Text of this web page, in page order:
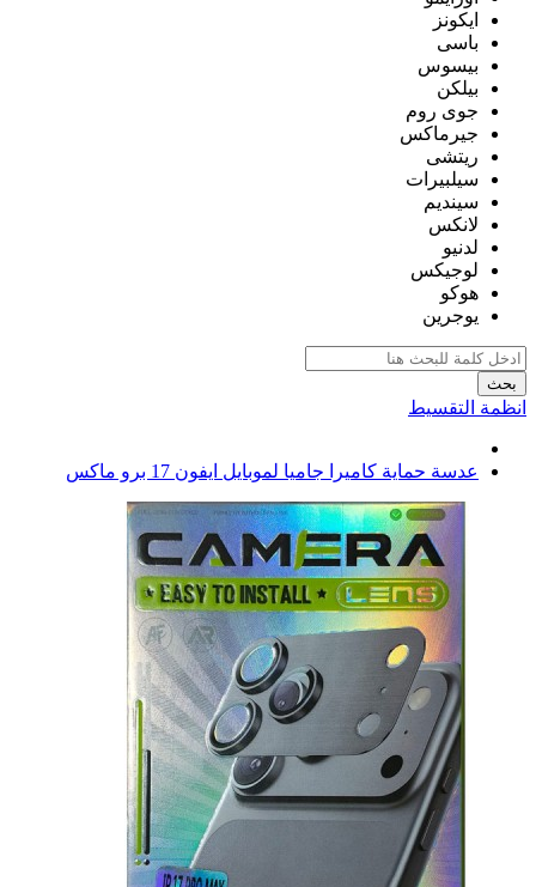
ايكونز
باسى
بيسوس
بيلكن
جوى روم
جيرماكس
ريتشى
سيلبيرات
سينديم
لانكس
لدنيو
لوجيكس
هوكو
يوجرين
بحث
انظمة التقسيط
عدسة حماية كاميرا جاميا لموبايل ايفون 17 برو ماكس